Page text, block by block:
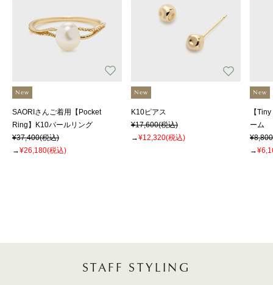
New
SAORIさんご着用【Pocket
Ring】K10パールリング
¥37,400(税込)
→¥26,180(税込)
New
K10ピアス
¥17,600(税込)
→¥12,320(税込)
New
【
ーム
¥8,800
→
STAFF STYLING